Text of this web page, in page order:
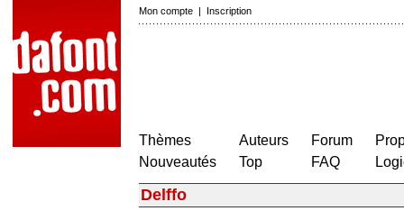
Mon compte | Inscription
Thèmes
Nouveautés
Auteurs
Top
Forum
FAQ
Delffo